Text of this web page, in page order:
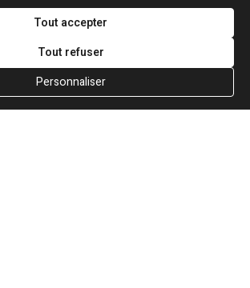
Tout accepter
Tout refuser
Personnaliser